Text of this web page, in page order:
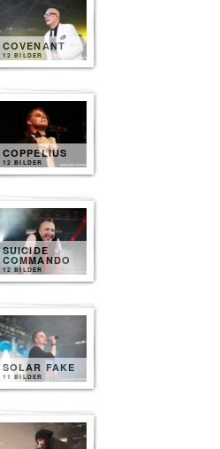
COVENANT
12 BILDER
COPPELIUS
12 BILDER
SUICIDE
COMMANDO
12 BILDER
SOLAR FAKE
11 BILDER